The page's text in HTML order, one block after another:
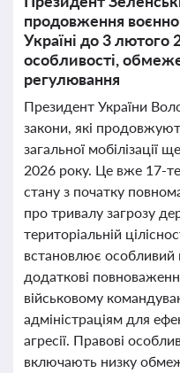
продовження
Україні до 3 лютого
особливості,
регулювання
Президент України
закони, які
загальної мобілізації
2026 року. Це вже 17-
стану з початку
про тривалу загрозу
територіальній
встановлює
додаткові
військовому
адміністраціям для
агресії. Правові
включають низку